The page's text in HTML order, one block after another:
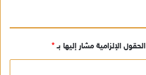
الحقول الإلزامية مشار إليها بـ*